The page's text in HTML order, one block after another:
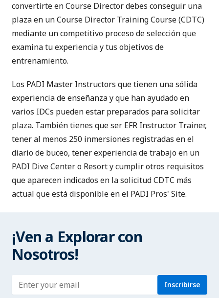
convertirte en Course Director debes conseguir una
plaza en un Course Director Training Course (CDTC)
mediante un competitivo proceso de selección que
examina tu experiencia y tus objetivos de
entrenamiento.
Los PADI Master Instructors que tienen una sólida
experiencia de enseñanza y que han ayudado en
varios IDCs pueden estar preparados para solicitar
plaza. También tienes que ser EFR Instructor Trainer,
tener al menos 250 inmersiones registradas en el
diario de buceo, tener experiencia de trabajo en un
PADI Dive Center o Resort y cumplir otros requisitos
que aparecen indicados en la solicitud CDTC más
actual que está disponible en el PADI Pros' Site.
¡Ven a Explorar con
Nosotros!
Enter address Inscribirse